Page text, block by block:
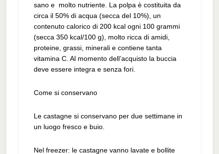
sano e molto nutriente. La polpa è costituita da
circa il 50% di acqua (secca del 10%), un
contenuto calorico di 200 kcal ogni 100 grammi
(secca 350 kcal/100 g), molto ricca di amidi,
proteine, grassi, minerali e contiene tanta
vitamina C. Al momento dell’acquisto la buccia
deve essere integra e senza fori.
Come si conservano
Le castagne si conservano per due settimane in
un luogo fresco e buio.
Nel freezer: le castagne vanno lavate e bollite